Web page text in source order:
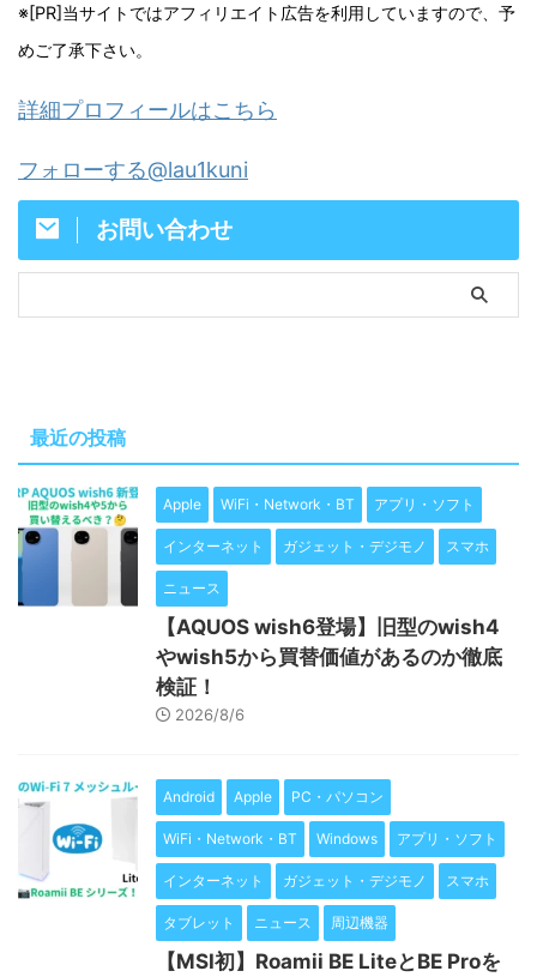
※[PR]当サイトではアフィリエイト広告を利用していますので、予
めご了承下さい。
詳細プロフィールはこちら
フォローする@lau1kuni
お問い合わせ
最近の投稿
Apple WiFi・Network・BT アプリ・ソフト
インターネット ガジェット・デジモノ スマホ
ニュース
【AQUOS wish6登場】旧型のwish4
やwish5から買替価値があるのか徹底
検証！
2026/8/6
Android Apple PC・パソコン
WiFi・Network・BT Windows アプリ・ソフト
インターネット ガジェット・デジモノ スマホ
タブレット ニュース 周辺機器
【MSI初】Roamii BE LiteとBE Proを